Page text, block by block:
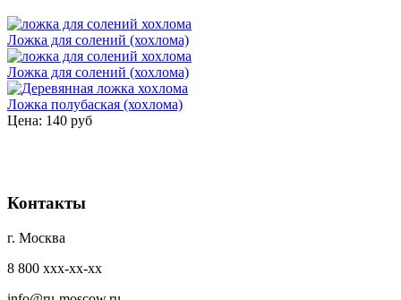
Ложка для солений (хохлома)
Ложка для солений (хохлома)
Ложка полубаская (хохлома)
Цена: 140 руб
Контакты
г. Москва
8 800 ххх-хх-хх